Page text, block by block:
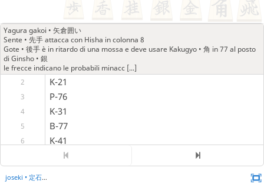
Yagura gakoi • 矢倉囲い
Sente • 先手 attacca con Hisha in colonna 8
Gote • 後手 è in ritardo di una mossa e deve usare Kakugyo • 角 in 77 al posto
di Ginsho • 銀
le frecce indicano le probabili minacc [...]
2 K-21
3 P-76
4 K-31
5 B-77
6 K-41
S-88
K-51
joseki • 定石